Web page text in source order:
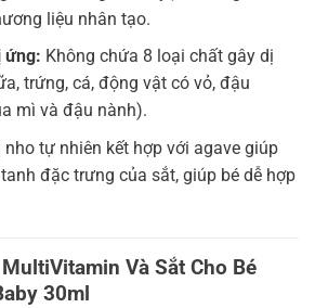
liệu nhân tạo.
ứng: Không chứa 8 loại chất gây dị
trứng, cá, động vật có vỏ, đậu
mì và đậu nành).
nho tự nhiên kết hợp với agave giúp
đặc trưng của sắt, giúp bé dễ hợp
Và Sắt Cho Bé
30ml